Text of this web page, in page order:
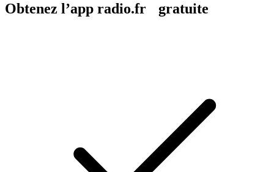
Obtenez l’app radio.fr gratuite